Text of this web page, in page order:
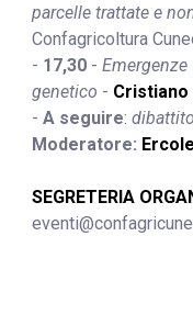
parcelle trattate e
Confagricoltura
- 17,30 -
genetico - Cristiano
- A seguire:
Moderatore:
SEGRETERIA